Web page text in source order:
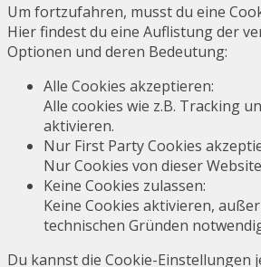
Um fortzufahren, musst du eine
Hier findest du eine Auflistung der
Optionen und deren Bedeutung:
Alle Cookies akzeptieren:
Alle cookies wie z.B. Tracking
aktivieren.
Nur First Party Cookies
Nur Cookies von dieser
Keine Cookies zulassen:
Keine Cookies aktivieren,
technischen Gründen
Du kannst die Cookie-Einstellungen